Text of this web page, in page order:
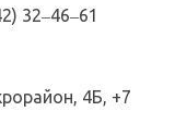
32‒46‒61
4Б, +7